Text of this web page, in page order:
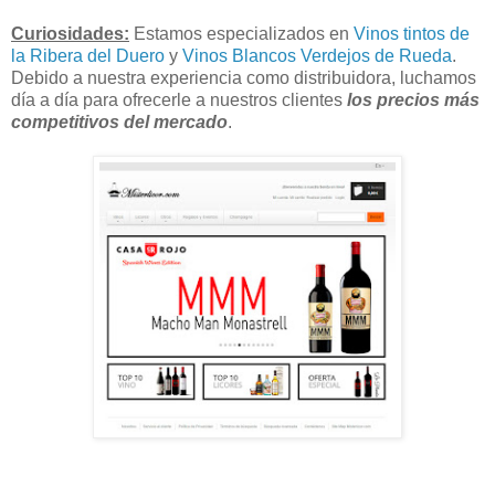
Curiosidades: Estamos especializados en Vinos tintos de
la Ribera del Duero y Vinos Blancos Verdejos de Rueda.
Debido a nuestra experiencia como distribuidora, luchamos
día a día para ofrecerle a nuestros clientes los precios más
competitivos del mercado.